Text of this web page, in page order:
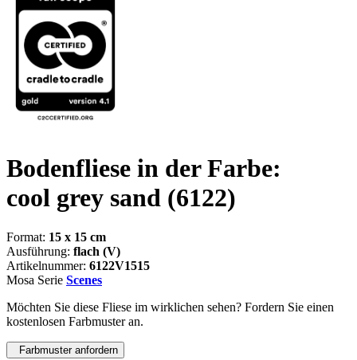
Bodenfliese in der Farbe:
cool grey sand (6122)
Format: 15 x 15 cm
Ausführung: flach (V)
Artikelnummer: 6122V1515
Mosa Serie Scenes
Möchten Sie diese Fliese im wirklichen sehen? Fordern Sie einen
kostenlosen Farbmuster an.
Farbmuster anfordern